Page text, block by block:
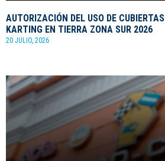
AUTORIZACIÓN DEL USO DE
KARTING EN TIERRA ZONA SUR 2026
20 JULIO, 2026